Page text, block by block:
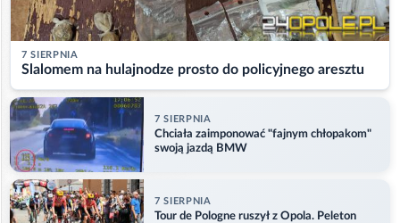
7 SIERPNIA
Slalomem na hulajnodze prosto do policyjnego aresztu
7 SIERPNIA
Chciała zaimponować "fajnym chłopakom"
swoją jazdą BMW
7 SIERPNIA
Tour de Pologne ruszył z Opola. Peleton